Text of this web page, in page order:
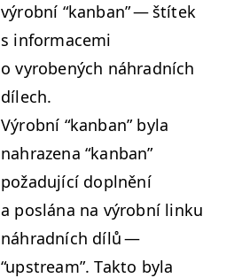
výrob­ní “kan­ban” — štítek
s infor­ma­ce­mi
o vyrobených náhrad­ních
dílech.
Výrob­ní “kan­ban” byla
nahrazena “kan­ban”
požadu­jící doplnění
a poslá­na na výrob­ní linku
náhrad­ních dílů —
“upstream”. Tak­to byla